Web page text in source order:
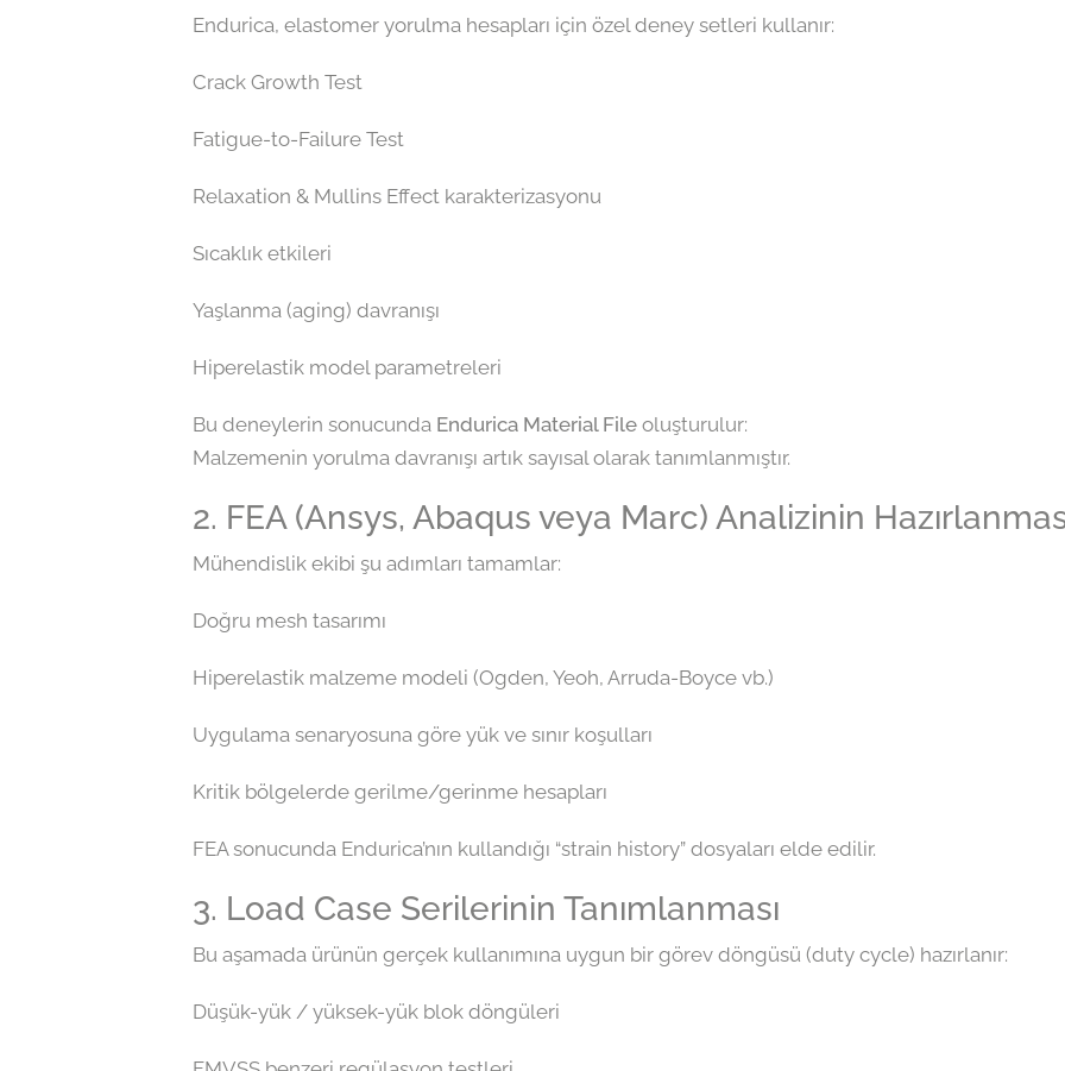
Endurica, elastomer yorulma hesapları için özel deney setleri kullanır:
Crack Growth Test
Fatigue-to-Failure Test
Relaxation & Mullins Effect karakterizasyonu
Sıcaklık etkileri
Yaşlanma (aging) davranışı
Hiperelastik model parametreleri
Bu deneylerin sonucunda Endurica Material File oluşturulur:
Malzemenin yorulma davranışı artık sayısal olarak tanımlanmıştır.
2. FEA (Ansys, Abaqus veya Marc) Analizinin
Mühendislik ekibi şu adımları tamamlar:
Doğru mesh tasarımı
Hiperelastik malzeme modeli (Ogden, Yeoh, Arruda-Boyce vb.)
Uygulama senaryosuna göre yük ve sınır koşulları
Kritik bölgelerde gerilme/gerinme hesapları
FEA sonucunda Endurica’nın kullandığı “strain history” dosyaları elde edilir.
3. Load Case Serilerinin Tanımlanması
Bu aşamada ürünün gerçek kullanımına uygun bir görev döngüsü (duty cycle) hazırlanır:
Düşük-yük / yüksek-yük blok döngüleri